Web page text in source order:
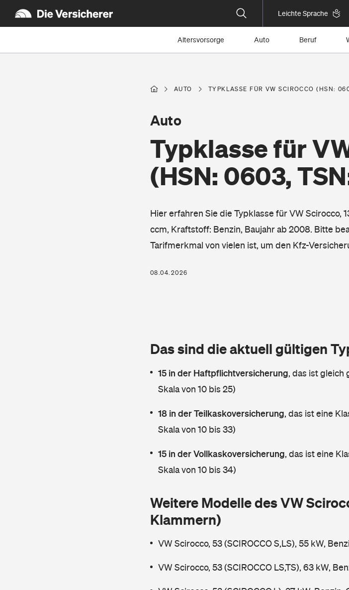
Leichte Sprache
Altersvorsorge Auto Beruf
AUTO TYPKLASSE FÜR VW SCIROCCO (HSN:
Typklasse für
(HSN: 0603,
Auto
Hier erfahren Sie die Typklasse für VW Scirocco,
ccm, Kraftstoff: Benzin, Baujahr ab 2008. Bitte
Tarifmerkmal von vielen ist, um den Kfz-
08.04.2026
Das sind die aktuell gültigen
15 in der Haftpflichtversicherung, das ist gleich
Skala von 10 bis 25)
18 in der Teilkaskoversicherung, das ist eine
Skala von 10 bis 33)
15 in der Vollkaskoversicherung, das ist eine
Skala von 10 bis 34)
Weitere Modelle des VW
Klammern)
VW Scirocco, 53 (SCIROCCO S,LS), 55 kW,
VW Scirocco, 53 (SCIROCCO LS,TS), 63 kW,